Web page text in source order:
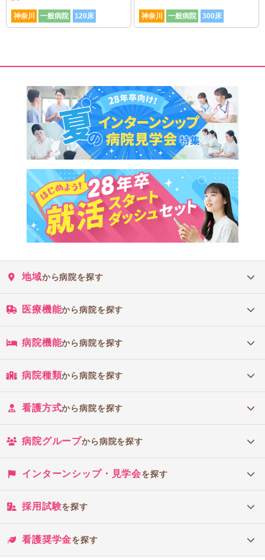
神奈川 一般病院 120床 神奈川 一般病院 300床
地域から病院を探す
医療機能から病院を探す
病院機能から病院を探す
病院種類から病院を探す
看護方式から病院を探す
病院グループから病院を探す
インターンシップ・見学会を探す
採用試験を探す
看護奨学金を探す